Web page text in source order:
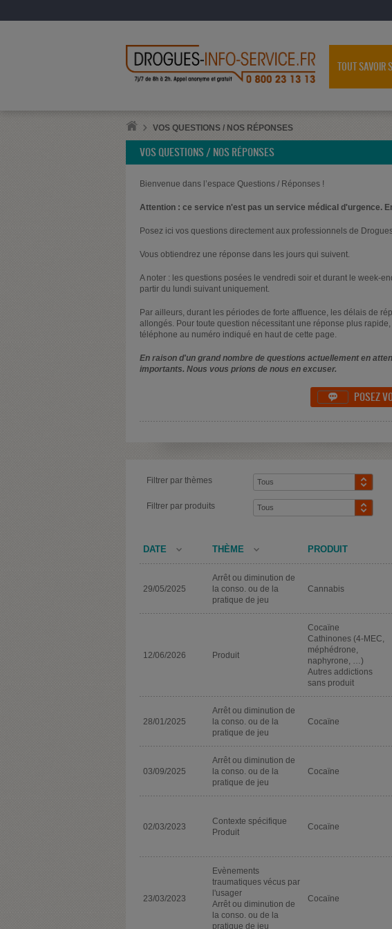
TOUT SAVOIR
VOS QUESTIONS / NOS RÉPONSES
VOS QUESTIONS / NOS RÉPONSES
Bienvenue dans l’espace Questions / Réponses !
Attention : ce service n'est pas un service médical d'urgence.
Posez ici vos questions directement aux professionnels de
Vous obtiendrez une réponse dans les jours qui suivent.
A noter : les questions posées le vendredi soir et durant le week-
partir du lundi suivant uniquement.
Par ailleurs, durant les périodes de forte affluence, les délais de
allongés. Pour toute question nécessitant une réponse plus
téléphone au numéro indiqué en haut de cette page.
En raison d'un grand nombre de questions actuellement en
importants. Nous vous prions de nous en excuser.
 POSEZ
Filtrer par thèmes
Filtrer par produits
DATE THÈME PRODUIT
29/05/2025
Arrêt ou diminution de
la conso. ou de la
pratique de jeu
Cannabis
12/06/2026 Produit
Cocaïne
Cathinones (4-MEC,
méphédrone,
naphyrone, …)
Autres addictions
sans produit
28/01/2025
Arrêt ou diminution de
la conso. ou de la
pratique de jeu
Cocaïne
03/09/2025
Arrêt ou diminution de
la conso. ou de la
pratique de jeu
Cocaïne
02/03/2023
Contexte spécifique
Produit
Cocaïne
23/03/2023
Evènements
traumatiques vécus par
l'usager
Arrêt ou diminution de
la conso. ou de la
pratique de jeu
Cocaïne